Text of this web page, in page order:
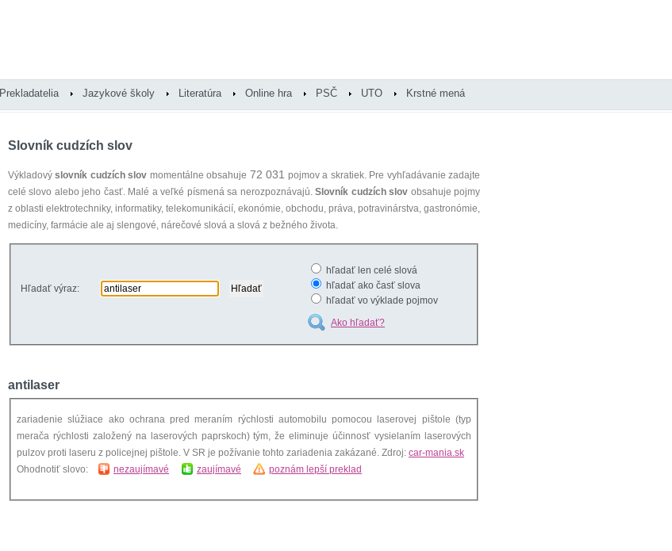
Prekladatelia Jazykové školy Literatúra Online hra PSČ UTO Krstné mená
Slovník cudzích slov
Výkladovýslovník cudzích slov momentálne obsahuje 72 031 pojmov a skratiek. Pre vyhľadávanie zadajte
celé slovo alebo jeho časť. Malé a veľké písmená sa nerozpoznávajú.Slovník cudzích slov obsahuje pojmy
z oblasti elektrotechniky, informatiky, telekomunikácií, ekonómie, obchodu, práva, potravinárstva, gastronómie,
medicíny, farmácie ale aj slengové, nárečové slová a slová z bežného života.
Hľadať výraz:
hľadať len celé slová
hľadať ako časť slova
hľadať vo výklade pojmov
Ako hľadať?
antilaser
zariadenie slúžiace ako ochrana pred meraním rýchlosti automobilu pomocou laserovej pištole (typ
merača rýchlosti založený na laserových paprskoch) tým, že eliminuje účinnosť vysielaním laserových
pulzov proti laseru z policejnej pištole. V SR je požívanie tohto zariadenia zakázané. Zdroj: car-mania.sk
Ohodnotiť slovo:
nezaujímavé zaujímavé poznám lepší preklad